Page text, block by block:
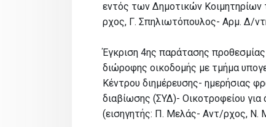
εντός των Δημοτικών
ρχος, Γ. Σπηλιωτόπουλος- Αρμ. Δ/
Έγκριση 4ης παράτασης
διώροφης οικοδομής με τμήμα
Κέντρου διημέρευσης- ημερήσιας
διαβίωσης (ΣΥΔ)- Οικοτροφείου για
(εισηγητής: Π. Μελάς- Αντ/ρχος, Ν.